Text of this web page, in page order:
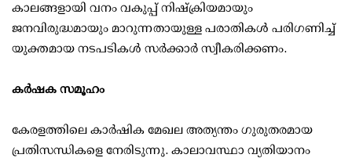
കാലങ്ങളായി വനം വകുപ്പ് നിഷ്‌ക്രിയമായും
ജനവിരുദ്ധമായും മാറുന്നതായുള്ള പരാതികള്‍ പരിഗണിച്ച്
യുക്തമായ നടപടികള്‍ സര്‍ക്കാര്‍ സ്വീകരിക്കണം.
കര്‍ഷക സമൂഹം
കേരളത്തിലെ കാര്‍ഷിക മേഖല അത്യന്തം ഗുരുതരമായ
പ്രതിസന്ധികളെ നേരിടുന്നു. കാലാവസ്ഥാ വ്യതിയാനം